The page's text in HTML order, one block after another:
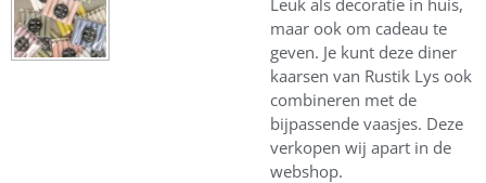
maar ook om cadeau te
geven. Je kunt deze diner
kaarsen van Rustik Lys ook
combineren met de
bijpassende vaasjes. Deze
verkopen wij apart in de
webshop.